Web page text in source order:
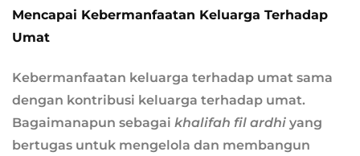
Mencapai Kebermanfaatan Keluarga Terhadap
Umat
Kebermanfaatan keluarga terhadap umat sama
dengan kontribusi keluarga terhadap umat.
Bagaimanapun sebagai khalifah fil ardhi yang
bertugas untuk mengelola dan membangun